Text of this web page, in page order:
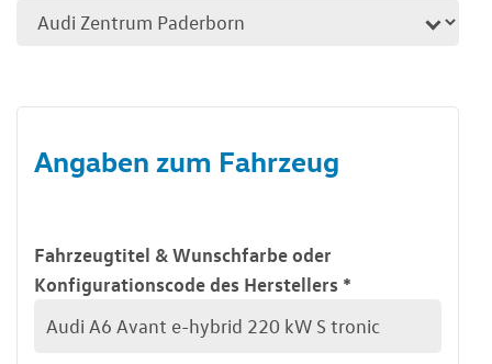
Angaben zum Fahrzeug
Fahrzeugtitel & Wunschfarbe oder
Konfigurationscode des Herstellers *